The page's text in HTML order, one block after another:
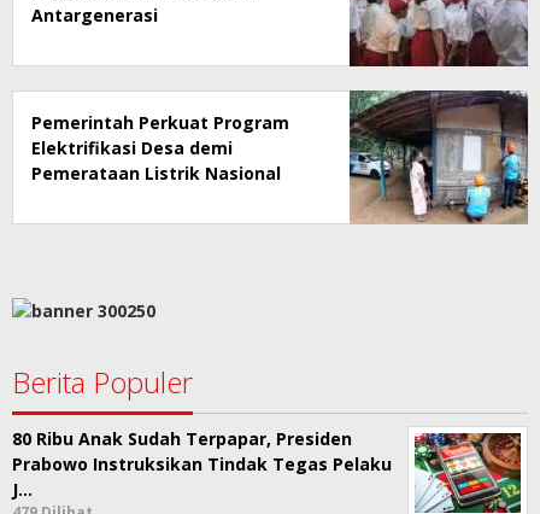
Antargenerasi
Pemerintah Perkuat Program
Elektrifikasi Desa demi
Pemerataan Listrik Nasional
Berita Populer
80 Ribu Anak Sudah Terpapar, Presiden
Prabowo Instruksikan Tindak Tegas Pelaku
J…